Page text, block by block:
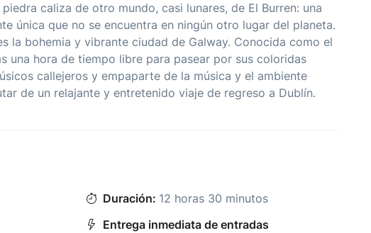
caliza de otro mundo, casi lunares, de El Burren: una
única que no se encuentra en ningún otro lugar del planeta.
la bohemia y vibrante ciudad de Galway. Conocida como el
una hora de tiempo libre para pasear por sus coloridas
callejeros y empaparte de la música y el ambiente
de un relajante y entretenido viaje de regreso a Dublín.
Duración: 12 horas 30 minutos
Entrega inmediata de entradas